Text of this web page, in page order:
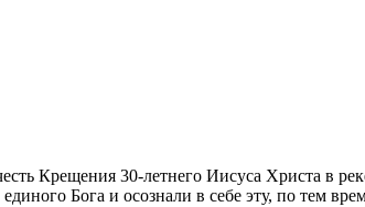
Крещения 30-летнего Иисуса Христа в
Бога и осознали в себе эту, по тем